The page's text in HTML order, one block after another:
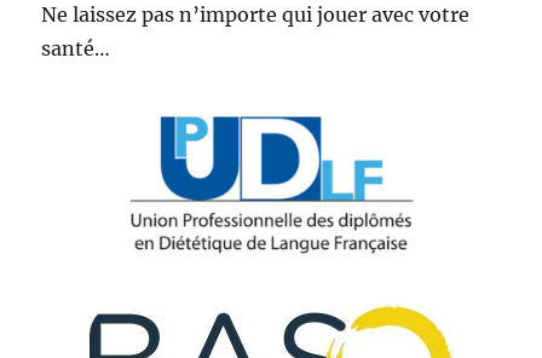
Ne laissez pas n’importe qui jouer avec votre
santé…